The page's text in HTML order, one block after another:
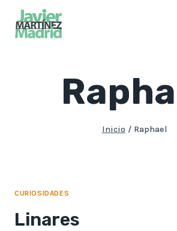
Saltar
Inicio / Raphael
CURIOSIDADES
Linares